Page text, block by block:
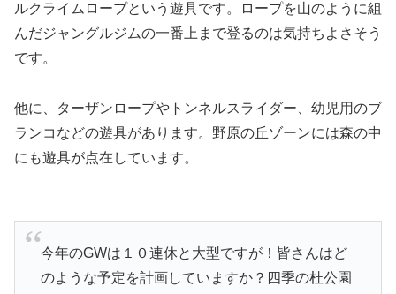
ルクライムロープという遊具です。ロープを山のように組
んだジャングルジムの一番上まで登るのは気持ちよさそう
です。
他に、ターザンロープやトンネルスライダー、幼児用のブ
ランコなどの遊具があります。野原の丘ゾーンには森の中
にも遊具が点在しています。
今年のGWは１０連休と大型ですが！皆さんはど
のような予定を計画していますか？四季の杜公園